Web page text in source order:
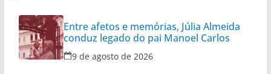
Entre afetos e memórias, Júlia Almeida
conduz legado do pai Manoel Carlos
9 de agosto de 2026